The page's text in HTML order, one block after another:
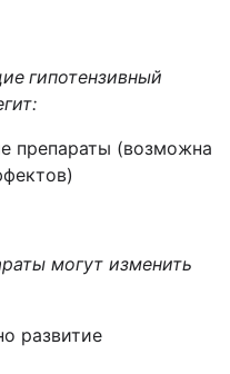
гипотензивный
препараты (возможна
могут изменить
развитие